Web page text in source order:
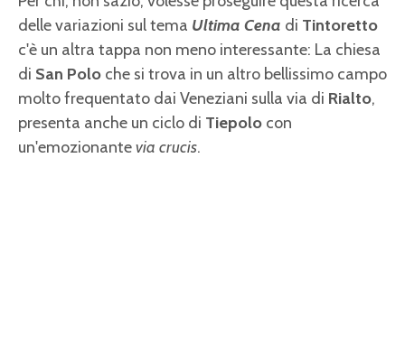
delle variazioni sul tema Ultima Cena di Tintoretto
c'è un altra tappa non meno interessante: La chiesa
di San Polo che si trova in un altro bellissimo campo
molto frequentato dai Veneziani sulla via di Rialto,
presenta anche un ciclo di Tiepolo con
un'emozionantevia crucis.